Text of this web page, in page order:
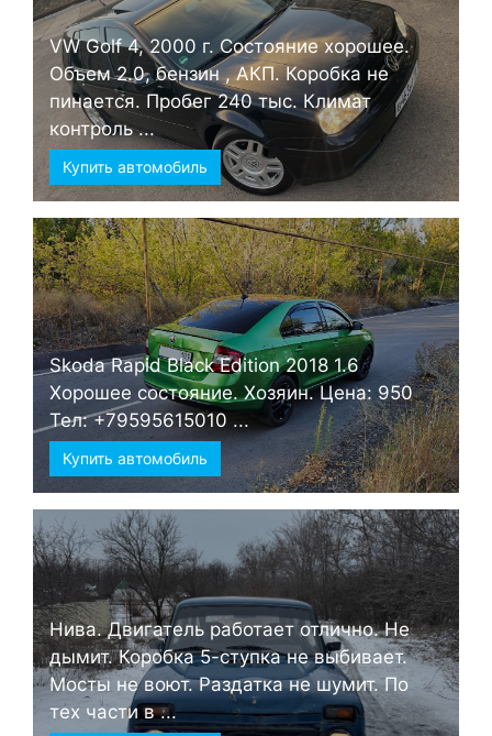
VW Golf 4, 2000 г. Состояние хорошее.
Объем 2.0, бензин , АКП. Коробка не
пинается. Пробег 240 тыс. Климат
контроль ...
Купить автомобиль
Skoda Rapid Black Edition 2018 1.6
Хорошее состояние. Хозяин. Цена: 950
Тел: +79595615010 ...
Купить автомобиль
Нива. Двигатель работает отлично. Не
дымит. Коробка 5-ступка не выбивает.
Мосты не воют. Раздатка не шумит. По
тех части в ...